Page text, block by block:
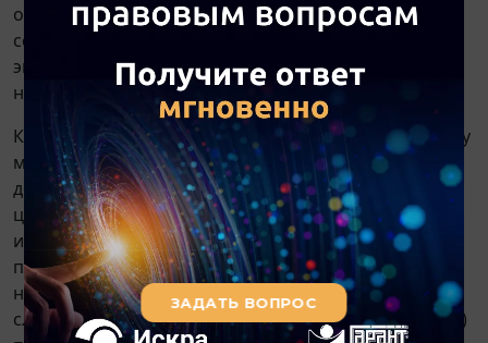
оценить, и определяемая, в частности, в
соответствии с
НК РФ. Очевидно, что ИП
экономической выгоды в рассматриваемом случае
не получает.
Кроме того доходы на УСН признаются по кассовому
методу ( п. 1 ст. 346.17НК РФ) в день поступления
денежных средств на счета в банках, и (или) на счет
цифрового рубля, и (или) в кассу, получения иного
имущества (работ, услуг) и (или) имущественных
прав, а также погашения задолженности (оплаты)
налогоплательщику иным способом. В данном
случае задолженности (и соответственно ее оплаты)